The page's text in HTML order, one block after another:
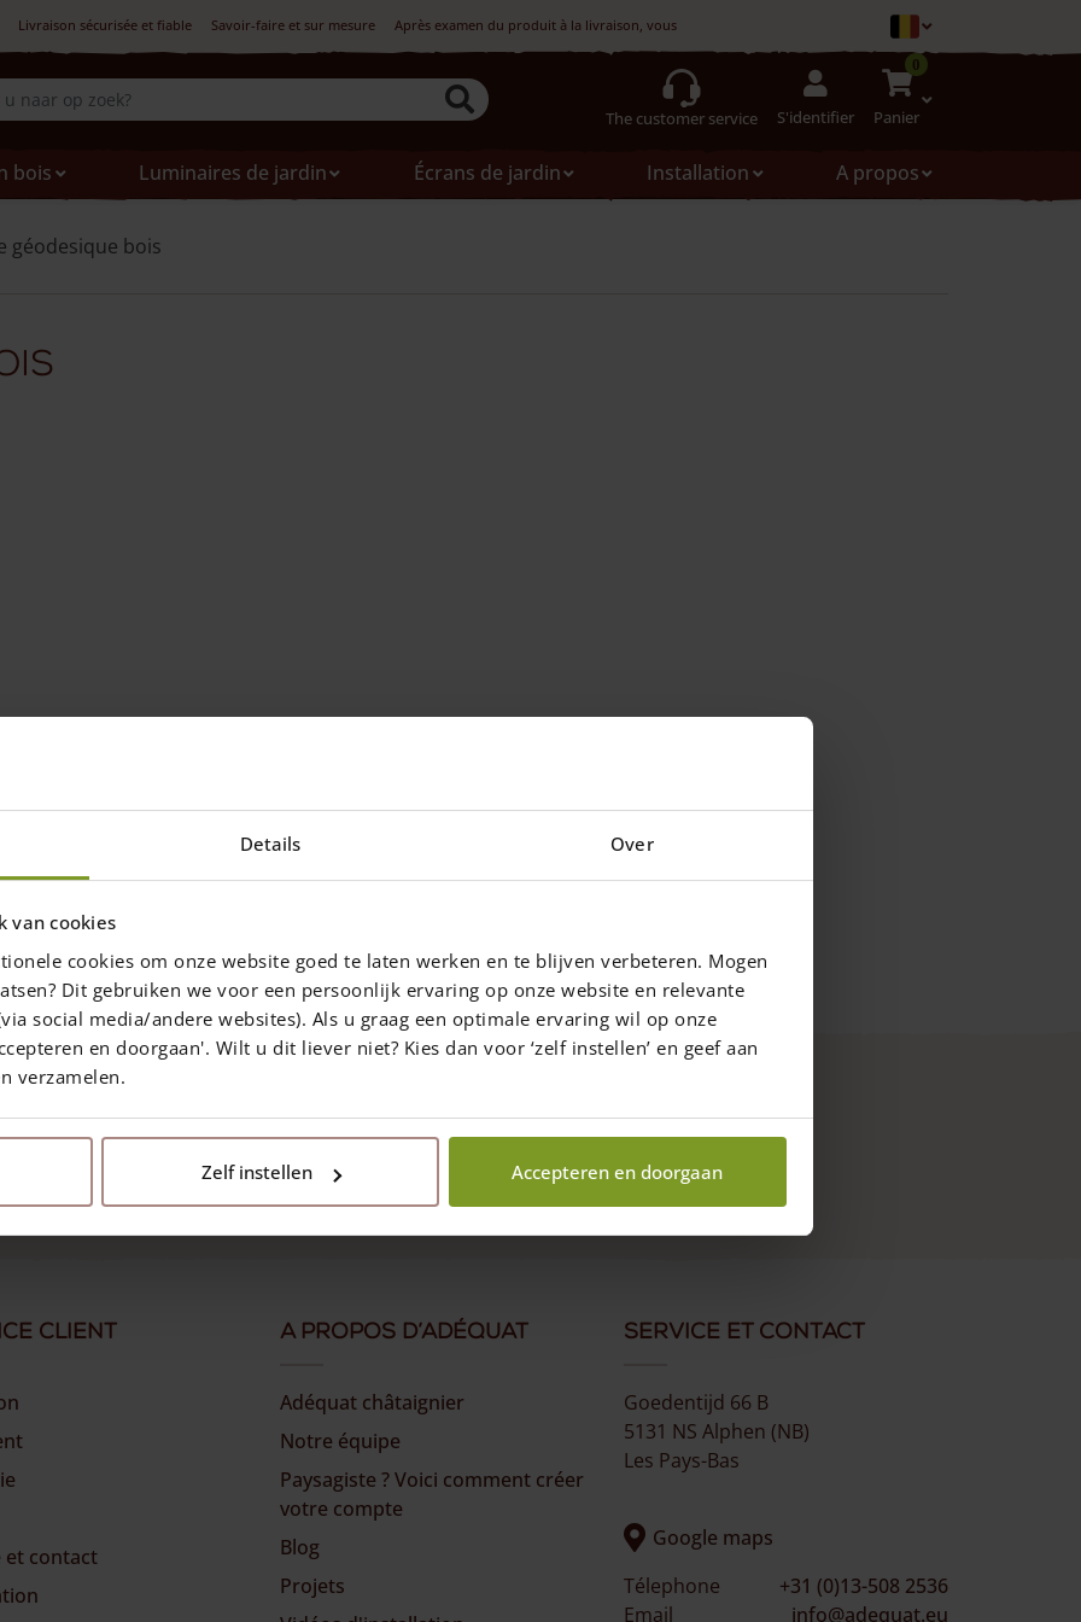
Details Over
van cookies
cookies om onze website goed te laten werken en te blijven verbeteren. Mogen
Dit gebruiken we voor een persoonlijk ervaring op onze website en relevante
social media/andere websites). Als u graag een optimale ervaring wil op onze
en doorgaan'. Wilt u dit liever niet? Kies dan voor ‘zelf instellen’ en geef aan
verzamelen.
Zelf instellen Accepteren en doorgaan
Livraison sécurisée et fiable Savoir-faire et sur mesure Après examen du produit à la livraison, vous pouvez le refuser
The customer service S'identifier
0
Panier
bois
Luminaires de jardin
Écrans de jardin
Installation
A propos
géodesique bois
client
et contact
A propos d’Adéquat
Adéquat châtaignier
Notre équipe
Paysagiste ? Voici comment créer
votre compte
Blog
Projets
Service et Contact
Goedentijd 66 B
5131 NS Alphen (NB)
Les Pays-Bas
Google maps
Télephone
+31 (0)13-508 2536
Email
info@adequat.eu